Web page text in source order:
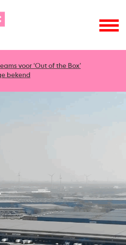
voor ‘Out of the Box’
bekend